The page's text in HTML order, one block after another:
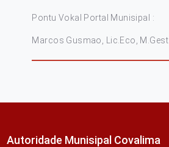
Pontu Vokal Portal Munisipal :
Marcos Gusmao, Lic.Eco, M.Gest
Autoridade Munisipal Covalima